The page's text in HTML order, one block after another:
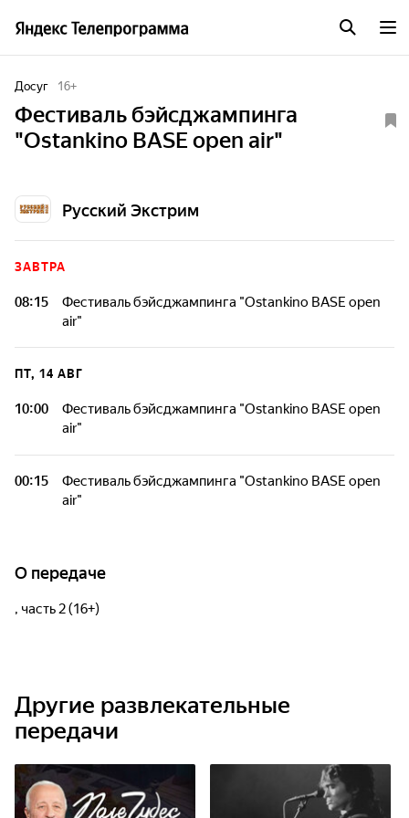
Досуг 16+
Фестиваль бэйсджампинга
"Ostankino BASE open air"
Русский Экстрим
ЗАВТРА
08:15
Фестиваль бэйсджампинга "Ostankino BASE open
air"
ПТ, 14 АВГ
10:00
Фестиваль бэйсджампинга "Ostankino BASE open
air"
00:15
Фестиваль бэйсджампинга "Ostankino BASE open
air"
О передаче
, часть 2 (16+)
Другие развлекательные
передачи